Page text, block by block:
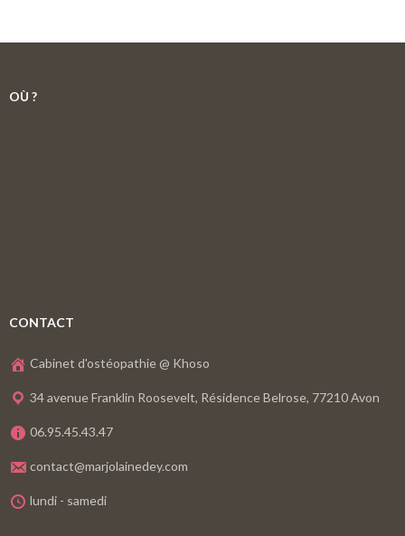
OÙ ?
CONTACT
Cabinet d'ostéopathie @ Khoso
34 avenue Franklin Roosevelt, Résidence Belrose, 77210 Avon
06.95.45.43.47
contact@marjolainedey.com
lundi - samedi